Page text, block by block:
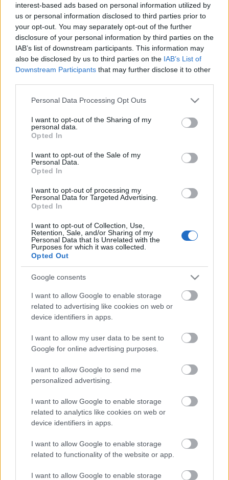
interest-based ads based on personal information utilized by
us or personal information disclosed to third parties prior to
your opt-out. You may separately opt-out of the further
disclosure of your personal information by third parties on the
IAB’s list of downstream participants. This information may
also be disclosed by us to third parties on the IAB’s List of
Downstream Participants that may further disclose it to other
Please note that this website/app uses one or more Google
not limited to your visit or usage behaviour. You may click to
grant or deny consent to Google and its third-party tags to
use your data for below specified purposes in below Google
consent section.
Personal Data Processing Opt Outs
I want to opt-out of the Sharing of my
personal data.
Opted In
I want to opt-out of the Sale of my
Personal Data.
Opted In
I want to opt-out of processing my
Personal Data for Targeted Advertising.
Opted In
I want to opt-out of Collection, Use,
Retention, Sale, and/or Sharing of my
Personal Data that Is Unrelated with the
Purposes for which it was collected.
Opted Out
Google consents
I want to allow Google to enable storage
related to advertising like cookies on web or
device identifiers in apps.
I want to allow my user data to be sent to
Google for online advertising purposes.
I want to allow Google to send me
personalized advertising.
I want to allow Google to enable storage
related to analytics like cookies on web or
device identifiers in apps.
I want to allow Google to enable storage
related to functionality of the website or app.
I want to allow Google to enable storage
Országos hírek
Megérkezett az eső a Duna vízgyűjtőjére
Aktuális
Paks II.: Mit jelent az 5. blokk új
árnyékában?
másodfokúra csökken a riasztás
HIRDETÉS
Paks II.: Mit jelent az 5. blokk új
mérföldköve a felülvizsgálat
árnyékában?
Fontos a postaládákba költöző
széncinegék védelme
Amire többmillióan vártunk: szombattól
másodfokúra csökken a riasztás